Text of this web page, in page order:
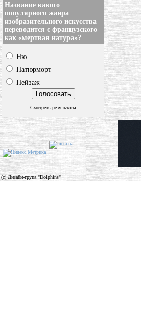
Название какого
популярного жанра
изобразительного искусства
переводится с французского
как «мертвая натура»?
Ню
Натюрморт
Пейзаж
Смотреть результаты
(c) Дизайн-група "Dolphins"